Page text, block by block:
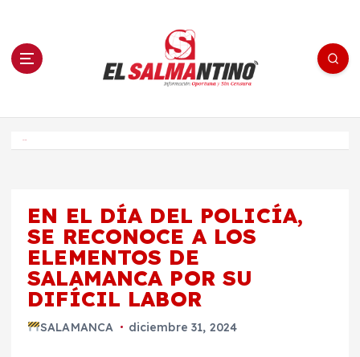
n El Salmantino - medios/noticias/editorial
EN EL DÍA DEL POLICÍA,
SE RECONOCE A LOS
ELEMENTOS DE
SALAMANCA POR SU
DIFÍCIL LABOR
SALAMANCA diciembre 31, 2024